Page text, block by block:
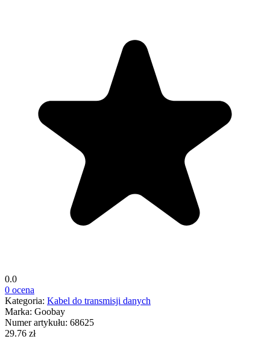
0.0
0 ocena
Kategoria: Kabel do transmisji danych
Marka: Goobay
Numer artykułu: 68625
29.76 zł